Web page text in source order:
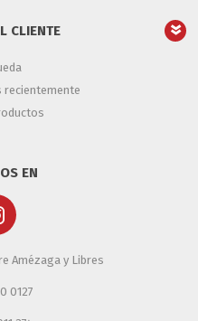
CLIENTE
EN
Amézaga y Libres
0127